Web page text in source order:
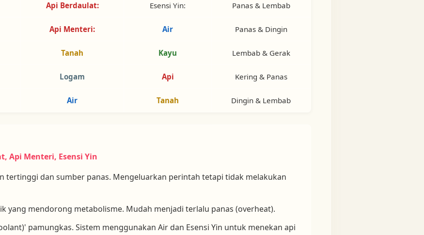
Api Berdaulat: Esensi Yin: Panas & Lembab
Api Menteri: Air Panas & Dingin
Tanah Kayu Lembab & Gerak
Logam Api Kering & Panas
Air Tanah Dingin & Lembab
Api Menteri, Esensi Yin
tertinggi dan sumber panas. Mengeluarkan perintah tetapi tidak melakukan
yang mendorong metabolisme. Mudah menjadi terlalu panas (overheat).
pamungkas. Sistem menggunakan Air dan Esensi Yin untuk menekan api